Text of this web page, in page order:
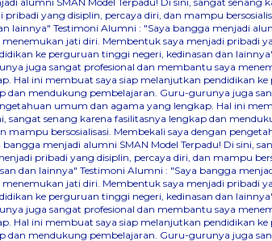
yang disiplin, percaya diri, dan mampu
lainnya" Testimoni Alumni : "Saya bangga menjadi
jati diri. Membentuk saya menjadi pribadi
ke perguruan tinggi negeri, kedinasan dan
juga sangat profesional dan membantu saya
Hal ini membuat saya siap melanjutkan pendidikan
dan mendukung pembelajaran. Guru-gurunya juga
umum dan agama yang lengkap. Hal ini
sangat senang karena fasilitasnya lengkap dan
bersosialisasi. Membekali saya dengan
menjadi alumni SMAN Model Terpadu! Di sini,
pribadi yang disiplin, percaya diri, dan mampu
dan lainnya" Testimoni Alumni : "Saya bangga
jati diri. Membentuk saya menjadi pribadi
ke perguruan tinggi negeri, kedinasan dan
juga sangat profesional dan membantu saya
Hal ini membuat saya siap melanjutkan pendidikan
dan mendukung pembelajaran. Guru-gurunya juga